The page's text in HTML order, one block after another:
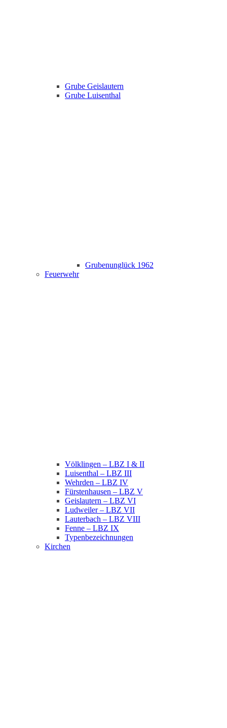
Grube Geislautern
Grube Luisenthal
Grubenunglück 1962
Feuerwehr
Völklingen – LBZ I & II
Luisenthal – LBZ III
Wehrden – LBZ IV
Fürstenhausen – LBZ V
Geislautern – LBZ VI
Ludweiler – LBZ VII
Lauterbach – LBZ VIII
Fenne – LBZ IX
Typenbezeichnungen
Kirchen